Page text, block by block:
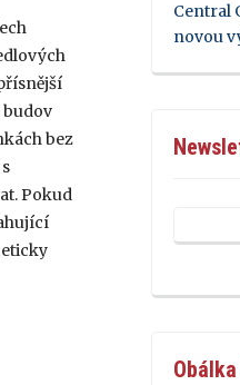
bez
Pokud
Central
novou